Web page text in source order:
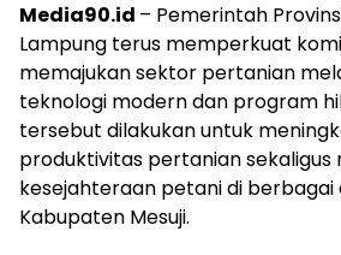
Media90.id – Pemerintah
Lampung terus memperkuat
memajukan sektor pertanian
teknologi modern dan program
tersebut dilakukan untuk
produktivitas pertanian sekaligus
kesejahteraan petani di
Kabupaten Mesuji.